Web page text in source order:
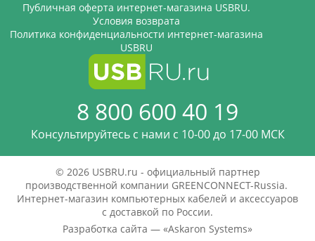
Публичная оферта интернет-магазина USBRU.
Условия возврата
Политика конфиденциальности интернет-магазина
USBRU
8 800 600 40 19
Консультируйтесь с нами c 10-00 до 17-00 МСК
© 2026 USBRU.ru - официальный партнер
производственной компании GREENCONNECT-Russia.
Интернет-магазин компьютерных кабелей и аксессуаров
с доставкой по России.
Разработка сайта — «Askaron Systems»